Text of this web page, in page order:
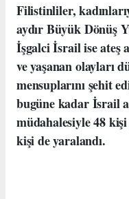
Filistinliler,
aydır Büyük Dönüş
İşgalci İsrail ise ateş
ve yaşanan olayları
mensuplarını şehit
bugüne kadar İsrail
müdahalesiyle48
kişi de yaralandı.